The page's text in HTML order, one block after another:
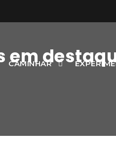
CAMINHAR
em